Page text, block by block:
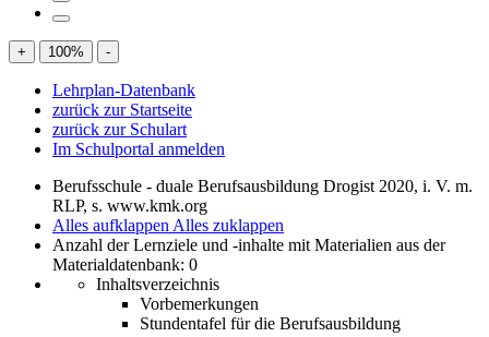
+ 100% -
Lehrplan-Datenbank
zurück zur Startseite
zurück zur Schulart
Im Schulportal anmelden
Berufsschule - duale Berufsausbildung Drogist 2020, i. V. m.
RLP, s. www.kmk.org
Alles aufklappen Alles zuklappen
Anzahl der Lernziele und -inhalte mit Materialien aus der
Materialdatenbank: 0
Inhaltsverzeichnis
Vorbemerkungen
Stundentafel für die Berufsausbildung